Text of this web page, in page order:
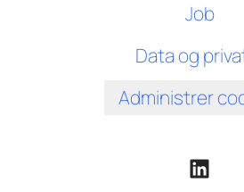
Job
Data og
Administrer